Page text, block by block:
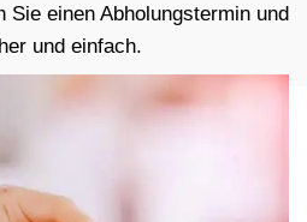
Sie einen Abholungstermin und
und einfach.